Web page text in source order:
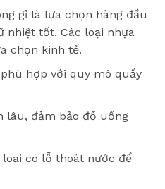
gỉ là lựa chọn hàng đầu
nhiệt tốt. Các loại nhựa
chọn kinh tế.
hợp với quy mô quầy
lâu, đảm bảo đồ uống
có lỗ thoát nước để